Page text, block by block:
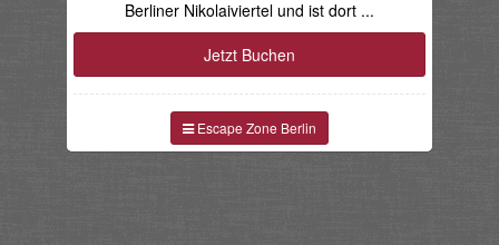
Berliner Nikolaiviertel und ist dort ...
Jetzt Buchen
Escape Zone Berlin